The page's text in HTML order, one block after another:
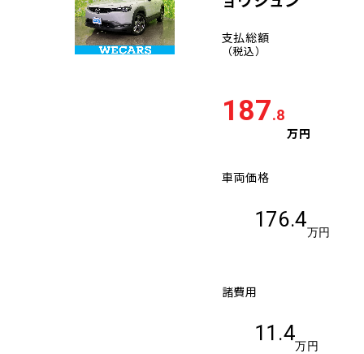
支払総額
（税込）
187.8
万円
車両価格
176.4
万円
諸費用
11.4
万円